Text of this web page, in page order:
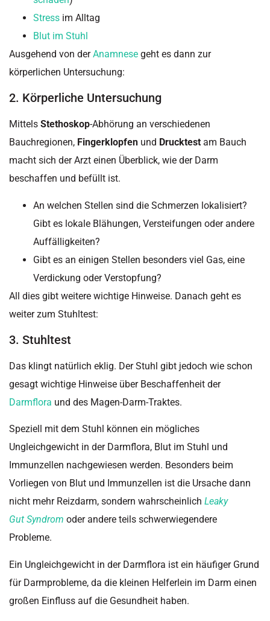
Stress im Alltag
Blut im Stuhl
Ausgehend von derAnamnese geht es dann zur
körperlichen Untersuchung:
2. Körperliche Untersuchung
Mittels Stethoskop-Abhörung an verschiedenen
Bauchregionen, Fingerklopfen und Drucktest am Bauch
macht sich der Arzt einen Überblick, wie der Darm
beschaffen und befüllt ist.
An welchen Stellen sind die Schmerzen lokalisiert?
Gibt es lokale Blähungen, Versteifungen oder andere
Auffälligkeiten?
Gibt es an einigen Stellen besonders viel Gas, eine
Verdickung oder Verstopfung?
All dies gibt weitere wichtige Hinweise. Danach geht es
weiter zum Stuhltest:
3. Stuhltest
Das klingt natürlich eklig. Der Stuhl gibt jedoch wie schon
gesagt wichtige Hinweise über Beschaffenheit der
Darmflora und des Magen-Darm-Traktes.
Speziell mit dem Stuhl können ein mögliches
Ungleichgewicht in der Darmflora, Blut im Stuhl und
Immunzellen nachgewiesen werden. Besonders beim
Vorliegen von Blut und Immunzellen ist die Ursache dann
nicht mehr Reizdarm, sondern wahrscheinlich Leaky
Gut Syndrom oder andere teils schwerwiegendere
Probleme.
Ein Ungleichgewicht in der Darmflora ist ein häufiger Grund
für Darmprobleme, da die kleinen Helferlein im Darm einen
großen Einfluss auf die Gesundheit haben.